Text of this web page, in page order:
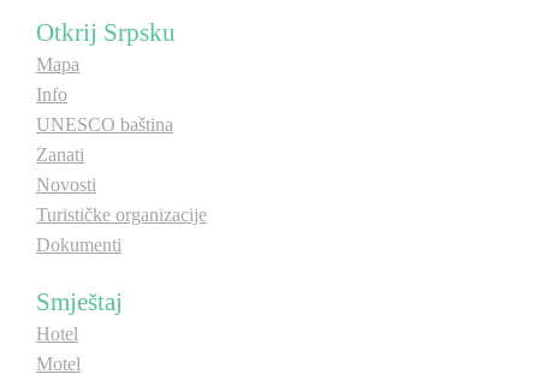
Otkrij Srpsku
Mapa
Info
UNESCO baština
Zanati
Novosti
Turističke organizacije
Dokumenti
Smještaj
Hotel
Motel